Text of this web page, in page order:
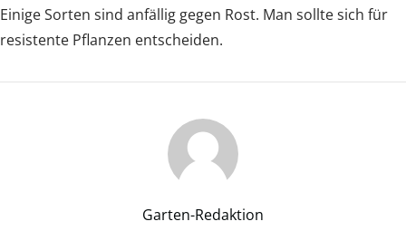
Einige Sorten sind anfällig gegen Rost. Man sollte sich für
resistente Pflanzen entscheiden.
Garten-Redaktion